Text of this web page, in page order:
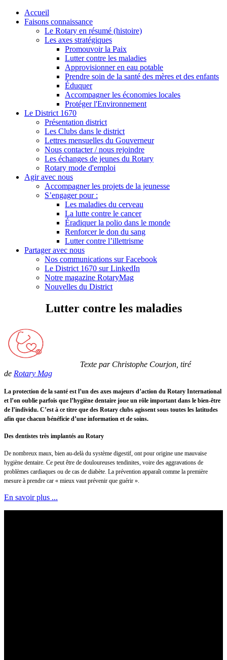
Accueil
Faisons connaissance
Le Rotary en résumé (histoire)
Les axes stratégiques
Promouvoir la Paix
Lutter contre les maladies
Approvisionner en eau potable
Prendre soin de la santé des mères et des enfants
Éduquer
Accompagner les économies locales
Protéger l'Environnement
Le District 1670
Présentation district
Les Clubs dans le district
Lettres mensuelles du Gouverneur
Nous contacter / nous rejoindre
Les échanges de jeunes du Rotary
Rotary mode d'emploi
Agir avec nous
Accompagner les projets de la jeunesse
S’engager pour :
Les maladies du cerveau
La lutte contre le cancer
Éradiquer la polio dans le monde
Renforcer le don du sang
Lutter contre l’illettrisme
Partager avec nous
Nos communications sur Facebook
Le District 1670 sur LinkedIn
Notre magazine RotaryMag
Nouvelles du District
Lutter contre les maladies
Texte par Christophe Courjon, tiré
de Rotary Mag
La protection de la santé est l’un des axes majeurs d’action du Rotary International
et l’on oublie parfois que l’hygiène dentaire joue un rôle important dans le bien-être
de l’individu. C’est à ce titre que des Rotary clubs agissent sous toutes les latitudes
afin que chacun bénéficie d’une information et de soins.
Des dentistes très implantés au Rotary
De nombreux maux, bien au-delà du système digestif, ont pour origine une mauvaise
hygiène dentaire. Ce peut être de douloureuses tendinites, voire des aggravations de
problèmes cardiaques ou de cas de diabète. La prévention apparaît comme la première
mesure à prendre car « mieux vaut prévenir que guérir ».
En savoir plus ...